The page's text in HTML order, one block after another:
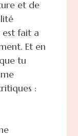
et de
fait a
Et en
tu
: